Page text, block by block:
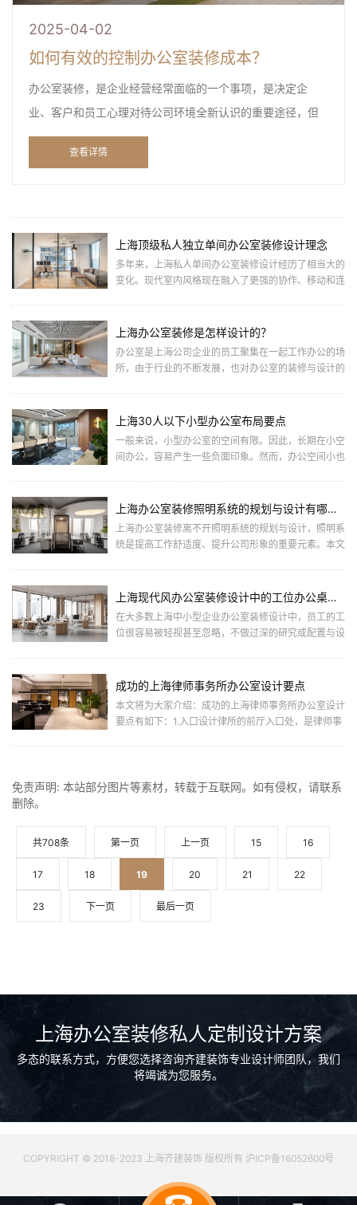
2025-04-02
如何有效的控制办公室装修成本？
办公室装修，是企业经营经常面临的一个事项，是决定企
业、客户和员工心理对待公司环境全新认识的重要途径，但
由于大多数企业主并非懂行，对办公室装修知之甚少，导致
装修下... ...
查看详情
上海顶级私人独立单间办公室装修设计理念
多年来，上海私人单间办公室装修设计经历了相当大的
变化。现代室内风格现在融入了更强的协作、移动和连
上海办公室装修是怎样设计的？
办公室是上海公司企业的员工聚集在一起工作办公的场
所，由于行业的不断发展，也对办公室的装修与设计的
上海30人以下小型办公室布局要点
一般来说，小型办公室的空间有限。因此，长期在小空
间办公，容易产生一些负面印象。然而，办公空间小也
上海办公室装修照明系统的规划与设计有哪些要点
上海办公室装修离不开照明系统的规划与设计，照明系
统是提高工作舒适度、提升公司形象的重要元素。本文
上海现代风办公室装修设计中的工位办公桌运用和种类
在大多数上海中小型企业办公室装修设计中，员工的工
位很容易被轻视甚至忽略，不做过深的研究或配置与设
成功的上海律师事务所办公室设计要点
本文将为大家介绍：成功的上海律师事务所办公室设计
要点有如下：1.入口设计律所的前厅入口处，是律师事
免责声明: 本站部分图片等素材，转载于互联网。如有侵权，请联系
删除。
共708条 第一页 上一页 15 16
17 18 19 20 21 22
23 下一页 最后一页
上海办公室装修私人定制设计方案
多态的联系方式，方便您选择咨询齐建装饰专业设计师团队，我们
将竭诚为您服务。
COPYRIGHT © 2018-2023 上海齐建装饰 版权所有 沪ICP备16052600号